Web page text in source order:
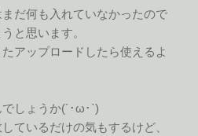
だ何も入れていなかったので
と思います。
アップロードしたら使えるよ
しょうか(´･ω･`)
ているだけの気もするけど、